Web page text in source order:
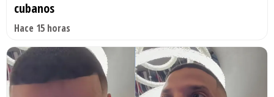
cubanos
Hace 15 horas